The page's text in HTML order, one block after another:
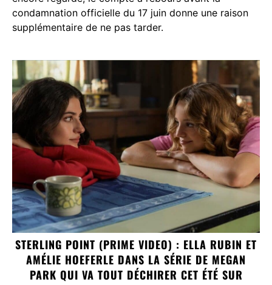
condamnation officielle du 17 juin donne une raison
supplémentaire de ne pas tarder.
STERLING POINT (PRIME VIDEO) : ELLA RUBIN ET
AMÉLIE HOEFERLE DANS LA SÉRIE DE MEGAN
PARK QUI VA TOUT DÉCHIRER CET ÉTÉ SUR